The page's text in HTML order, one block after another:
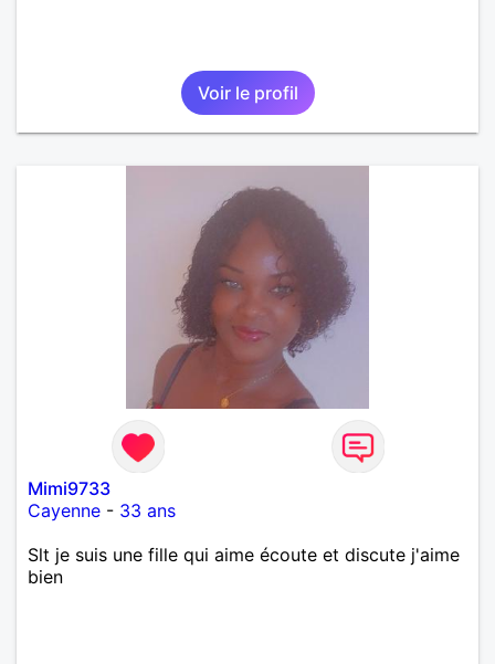
Voir le profil
Mimi9733
Cayenne - 33 ans
Slt je suis une fille qui aime écoute et discute j'aime
bien